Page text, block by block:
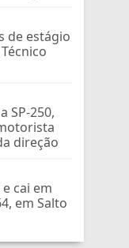
de estágio
SP-250,
direção
cai em
em Salto